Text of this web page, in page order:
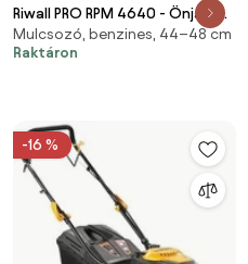
Riwall PRO RPM 4640 - Önjáró
Benzinmotoros Multifunkciós
Fűnyíró 4 az 1-ben
Mulcsozó, benzines, 44–48 cm
Raktáron
-16 %